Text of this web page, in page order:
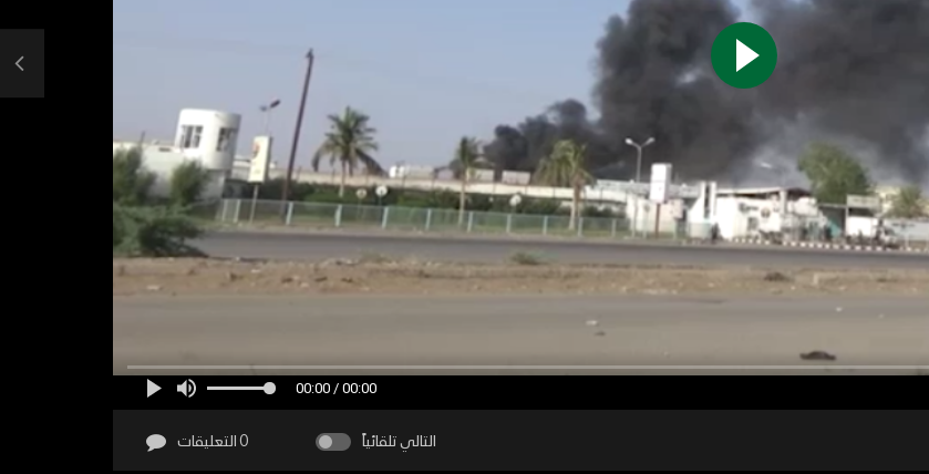
00:00 / 00:00
التالي تلقائياً 0 التعليقات